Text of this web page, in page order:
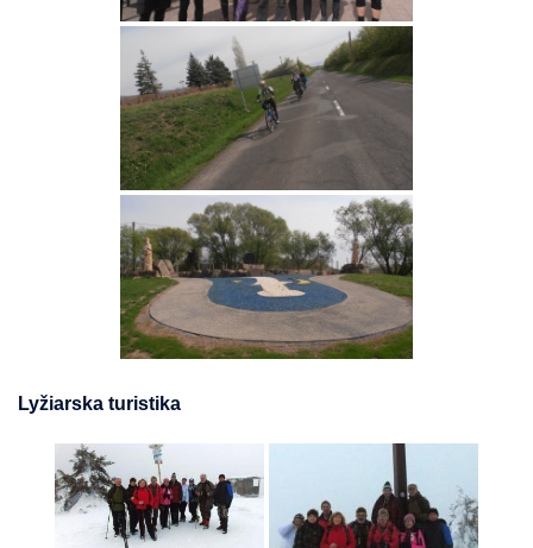
Lyžiarska turistika